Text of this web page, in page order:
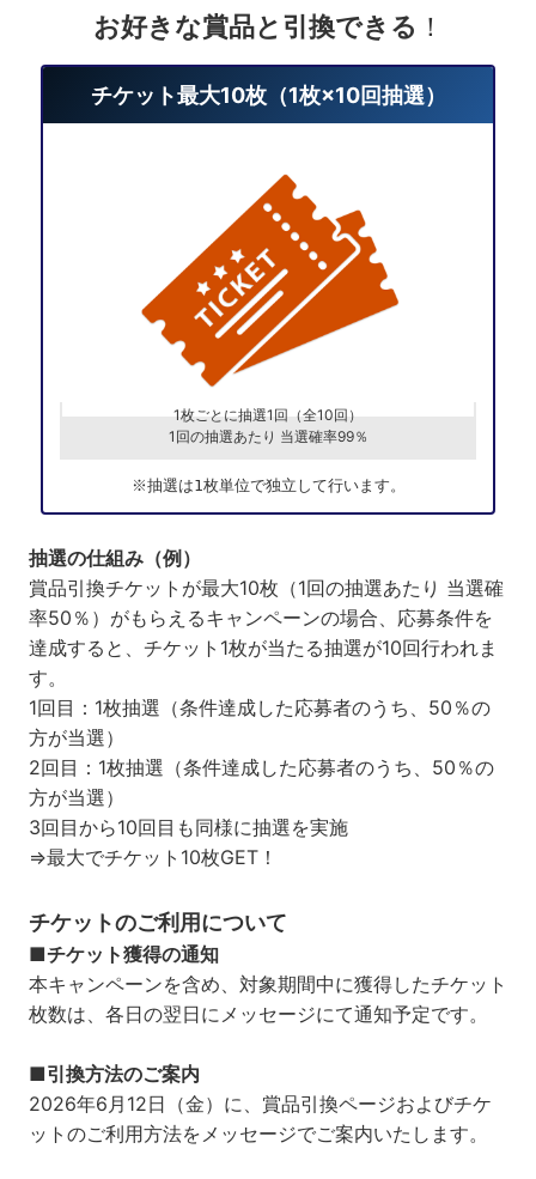
お好きな賞品と引換できる ！
チケット最大10枚（1枚×10回抽選）
1枚ごとに抽選1回（全10回）
1回の抽選あたり 当選確率99％​
※抽選は1枚単位で独立して行います。
抽選の仕組み​（例）
賞品引換チケットが最大10枚（1回の抽選あたり 当選確
率50％）がもらえるキャンペーンの場合、応募条件を
達成すると、チケット1枚が当たる抽選が10回行われま
す。
1回目：1枚抽選（条件達成した応募者のうち、50％の
方が当選）
2回目：1枚抽選（条件達成した応募者のうち、50％の
方が当選）
3回目から10回目も同様に抽選を実施
⇒最大でチケット10枚GET！
チケットのご利用について
■チケット獲得の通知
本キャンペーンを含め、対象期間中に獲得したチケット
枚数は、各日の翌日にメッセージにて通知予定です。
■引換方法のご案内
2026年6月12日（金）に、賞品引換ページおよびチケ
ットのご利用方法をメッセージでご案内いたします。